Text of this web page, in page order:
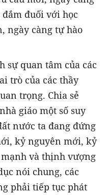
đuối với học
ngày càng tự hào
sự quan tâm của các
trò của các thầy
trọng. Chia sẻ
giáo một số suy
nước ta đang đứng
kỷ nguyên mới, kỷ
và thịnh vượng
nói chung, các
phải tiếp tục phát